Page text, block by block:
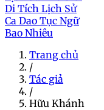
Di Tích Lịch Sử
Ca Dao Tục Ngữ
Bao Nhiêu
Trang chủ
/
Tác giả
/
Hữu Khánh